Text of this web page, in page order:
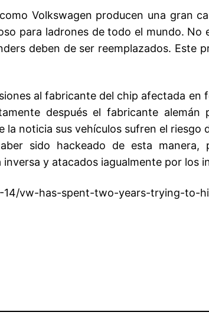
Volkswagen producen una gran
para ladrones de todo el mundo. No
deben de ser reemplazados. Este
al fabricante del chip afectada en
después el fabricante alemán
noticia sus vehículos sufren el riesgo
sido hackeado de esta manera,
y atacados iagualmente por los
vw-has-spent-two-years-trying-to-